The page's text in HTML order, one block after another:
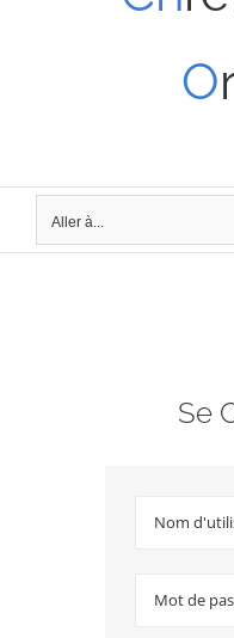
O
Aller à...
Se